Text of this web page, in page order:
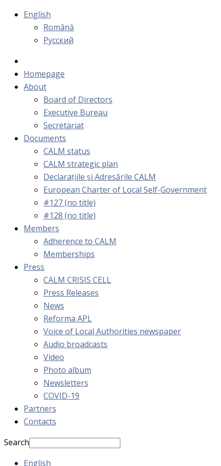
English
Română
Русский
Homepage
About
Board of Directors
Executive Bureau
Secretariat
Documents
CALM status
CALM strategic plan
Declarațiile și Adresările CALM
European Charter of Local Self-Government
#127 (no title)
#128 (no title)
Members
Adherence to CALM
Memberships
Press
CALM CRISIS CELL
Press Releases
News
Reforma APL
Voice of Local Authorities newspaper
Audio broadcasts
Video
Photo album
Newsletters
COVID-19
Partners
Contacts
Search
English